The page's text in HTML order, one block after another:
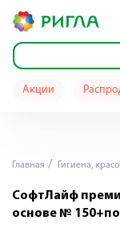
Акции
Главная Гигиена,
СофтЛайф
основе №